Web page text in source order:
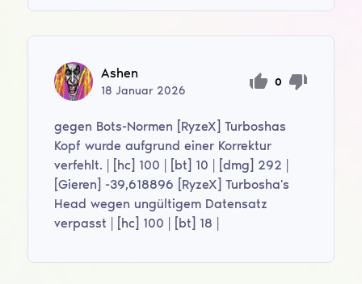
Ashen
18Januar 2026
0
gegen Bots-Normen [RyzeX] Turboshas
Kopf wurde aufgrund einer Korrektur
verfehlt. | [hc] 100 | [bt] 10 | [dmg] 292 |
[Gieren] -39,618896 [RyzeX] Turbosha's
Head wegen ungültigem Datensatz
verpasst | [hc] 100 | [bt] 18 |